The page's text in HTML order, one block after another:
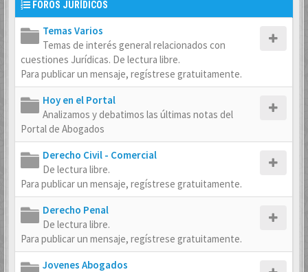
FOROS JURÍDICOS
Temas Varios
Temas de interés general relacionados con
cuestiones Jurídicas. De lectura libre.
Para publicar un mensaje, regístrese gratuitamente.
Hoy en el Portal
Analizamos y debatimos las últimas notas del
Portal de Abogados
Derecho Civil - Comercial
De lectura libre.
Para publicar un mensaje, regístrese gratuitamente.
Derecho Penal
De lectura libre.
Para publicar un mensaje, regístrese gratuitamente.
Jovenes Abogados